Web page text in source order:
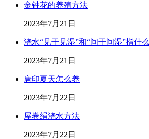
金钟花的养殖方法
2023年7月21日
浇水“见干见湿”和“间干间湿”指什么
2023年7月21日
唐印夏天怎么养
2023年7月22日
屋卷绢浇水方法
2023年7月22日